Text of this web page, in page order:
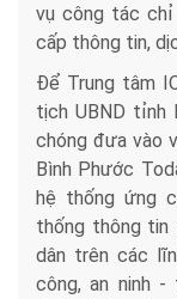
vụ công tác chỉ
cấp thông tin,
Để Trung tâm
tịch UBND tỉnh
chóng đưa vào
Bình Phước
hệ thống ứng
thống thông tin
dân trên các
công, an ninh